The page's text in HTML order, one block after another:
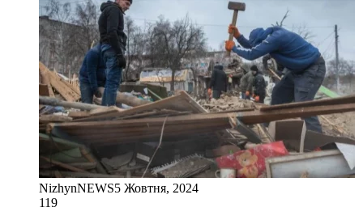
NizhynNEWS5 Жовтня, 2024
119